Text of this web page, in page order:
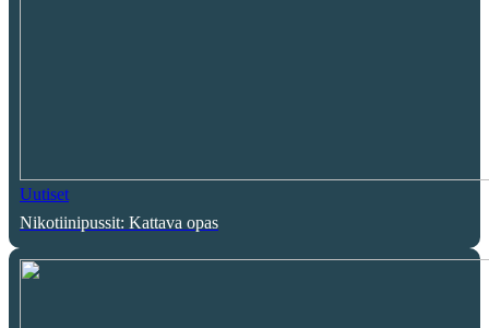
Uutiset
Nikotiinipussit: Kattava opas